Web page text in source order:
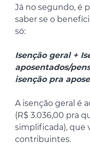
Já no segundo, é
saber se o
só:
Isenção geral +
aposentados/
isenção pra
A isenção geral é
(R$ 3.036,00 pra
simplificada), que
contribuintes.